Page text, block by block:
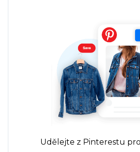
Udělejte z Pinterestu